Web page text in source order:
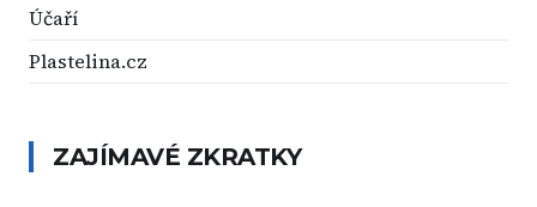
Účaří
Plastelina.cz
ZAJÍMAVÉ ZKRATKY